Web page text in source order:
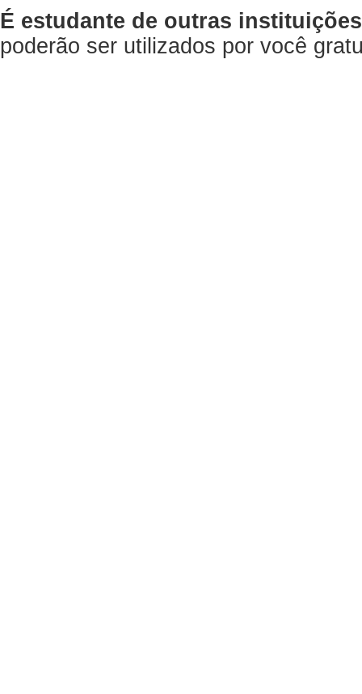
É estudante de outras
poderão ser utilizados por você